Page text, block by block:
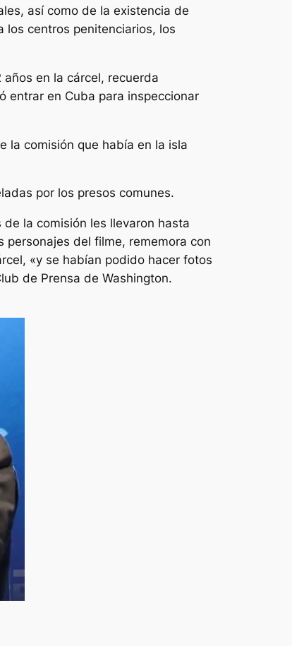
así como de la existencia de
los centros penitenciarios, los
años en la cárcel, recuerda
entrar en Cuba para inspeccionar
la comisión que había en la isla
por los presos comunes.
la comisión les llevaron hasta
personajes del filme, rememora con
«y se habían podido hacer fotos
de Prensa de Washington.